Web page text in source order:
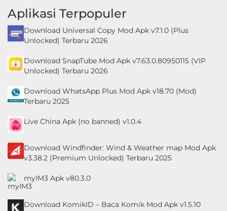
Aplikasi Terpopuler
Download Universal Copy Mod Apk v7.1.0 (Plus
Unlocked) Terbaru 2026
Download SnapTube Mod Apk v7.63.0.80950115 (VIP
Unlocked) Terbaru 2026
Download WhatsApp Plus Mod Apk v18.70 (Mod)
Terbaru 2025
Live China Apk (no banned) v1.0.4
Download Windfinder: Wind & Weather map Mod Apk
v3.38.2 (Premium Unlocked) Terbaru 2025
myIM3 Apk v80.3.0
Download KomikID – Baca Komik Mod Apk v1.5.10